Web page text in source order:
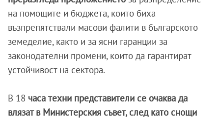
на помощите и бюджета, които биха
възпрепятствали масови фалити в българското
земеделие, както и за ясни гаранции за
законодателни промени, които да гарантират
устойчивост на сектора.
В 18 часа техни представители се очаква да
влязат в Министерския съвет, след като снощи